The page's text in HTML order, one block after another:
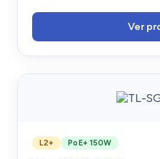
Ver
L2+ PoE+ 150W